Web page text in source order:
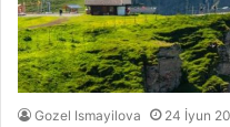
Gozel Ismayilova 24 İyun